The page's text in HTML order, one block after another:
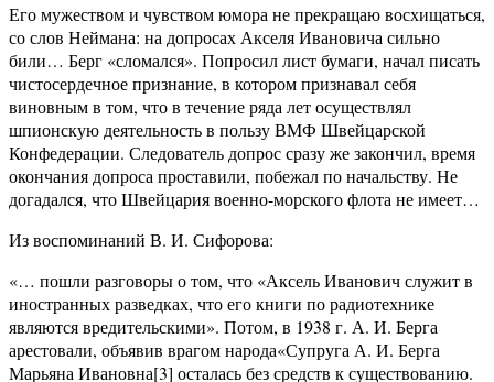
Его мужеством и чувством юмора не прекращаю восхищаться,
со слов Неймана: на допросах Акселя Ивановича сильно
били… Берг «сломался». Попросил лист бумаги, начал писать
чистосердечное признание, в котором признавал себя
виновным в том, что в течение ряда лет осуществлял
шпионскую деятельность в пользу ВМФ Швейцарской
Конфедерации. Следователь допрос сразу же закончил, время
окончания допроса проставили, побежал по начальству. Не
догадался, что Швейцария военно-морского флота не имеет…
Из воспоминаний В. И. Сифорова:
«… пошли разговоры о том, что «Аксель Иванович служит в
иностранных разведках, что его книги по радиотехнике
являются вредительскими». Потом, в 1938 г. А. И. Берга
арестовали, объявив врагом народа«Супруга А. И. Берга
Марьяна Ивановна[3] осталась без средств к существованию.